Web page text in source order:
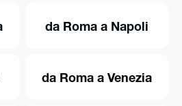
da Roma a Napoli
da Roma a Venezia